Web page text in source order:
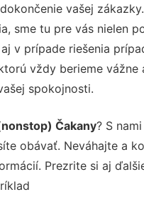
vašej
sme tu pre vás nielen
v prípade riešenia
vždy berieme vážne
spokojnosti.
Čakany? S
obávať. Neváhajte a
Prezrite si aj